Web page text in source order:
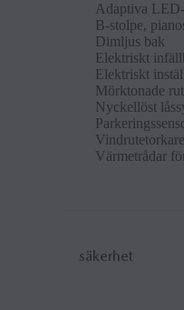
Ad­aptiva
B-stolpe,
Dim­ljus bak
Elek­triskt
Elek­triskt
Mörk­ton­ade
Nyckellöst
Vär­metrådar
säkerhet